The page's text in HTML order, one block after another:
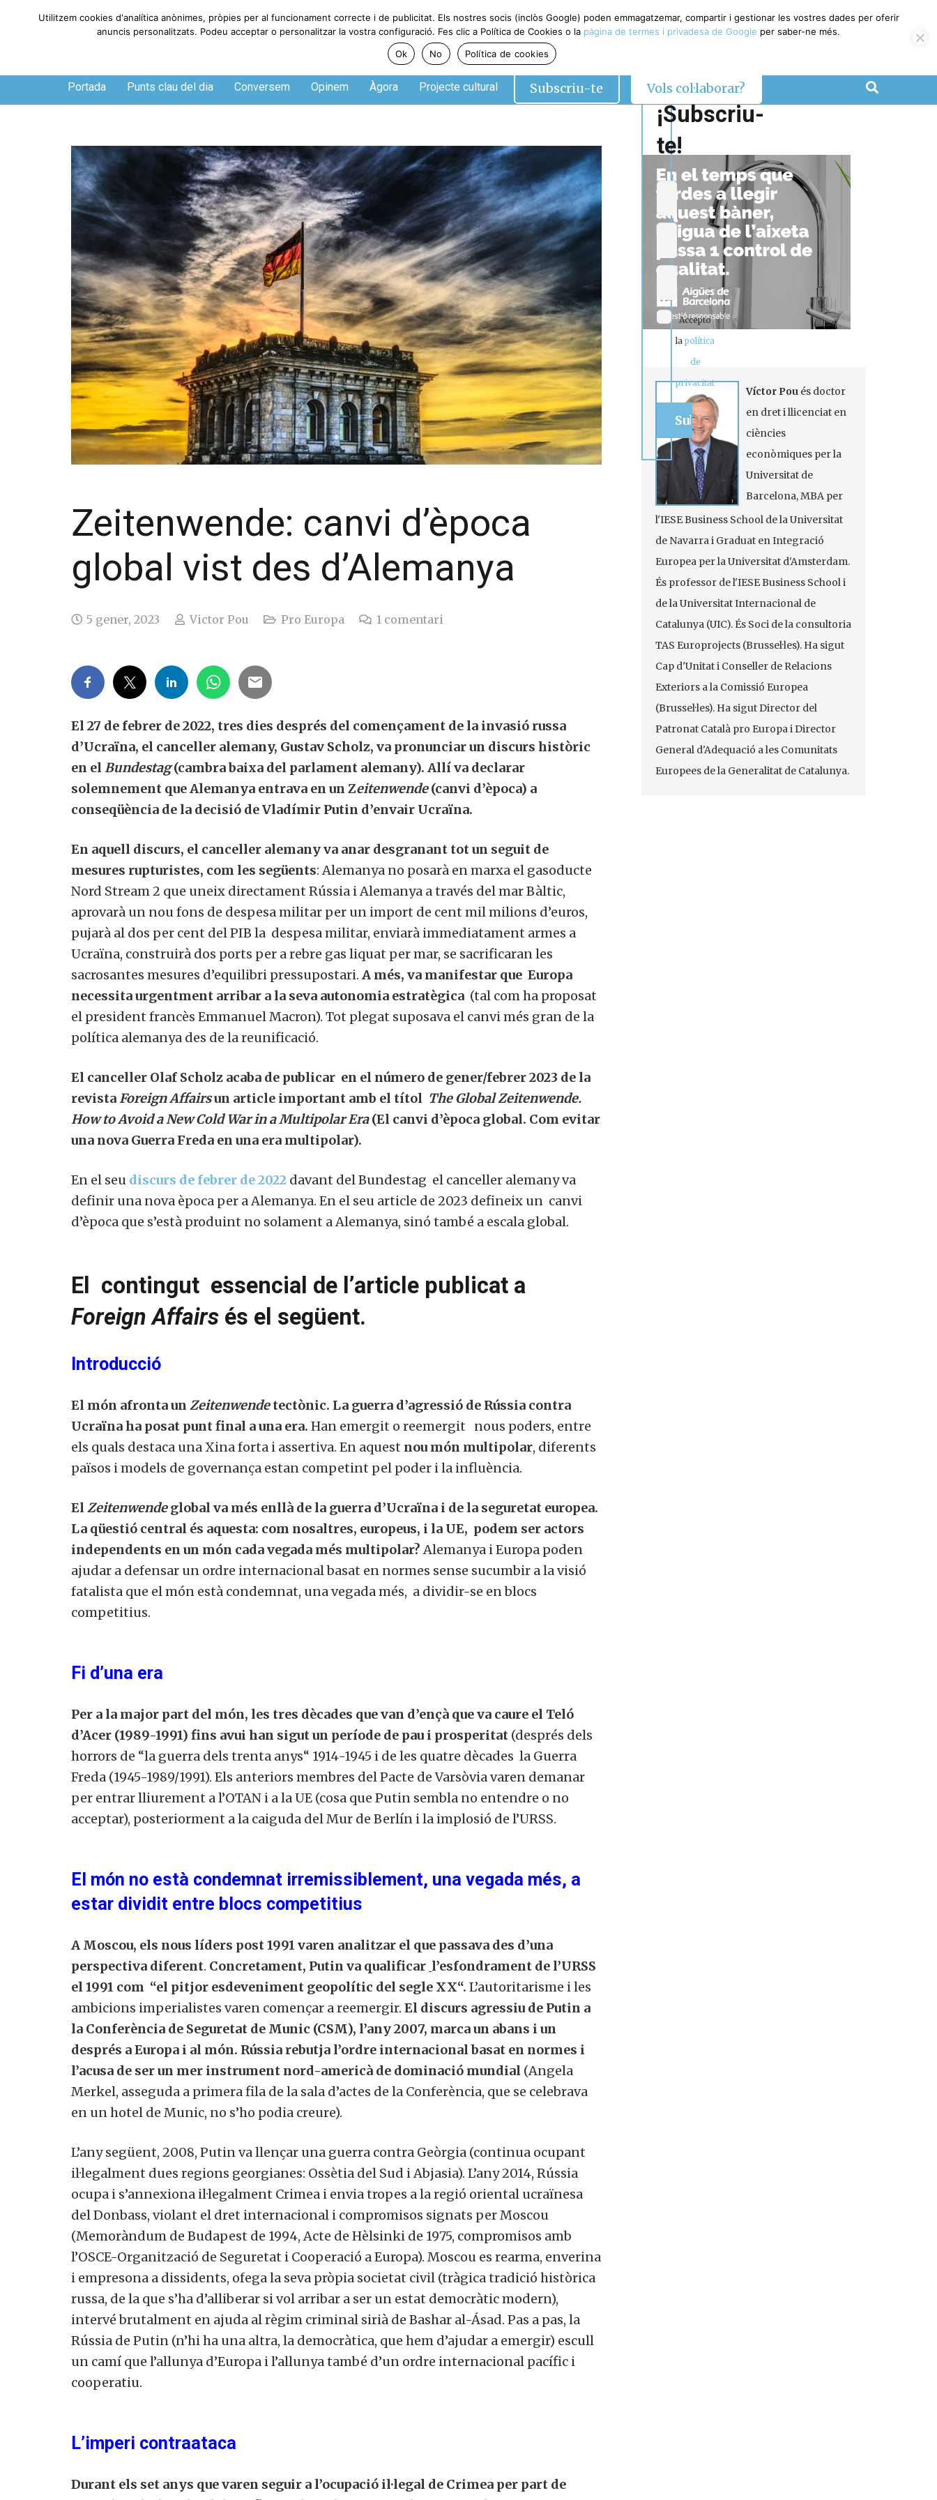
Divendres, 7 de agosto de 2026
Portada Punts clau del dia Conversem Opinem Àgora Projecte cultural Subscriu-te Vols col·laborar?
Zeitenwende: canvi d’època
global vist des d’Alemanya
5 gener, 2023 Victor Pou Pro Europa 1 comentari
El 27 de febrer de 2022, tres dies després del començament de la invasió russa
d’Ucraïna, el canceller alemany, Gustav Scholz, va pronunciar un discurs històric
en el Bundestag(cambra baixa del parlament alemany). Allí va declarar
solemnement que Alemanya entrava en un Zeitenwende(canvi d’època) a
conseqüència de la decisió de Vladímir Putin d’envair Ucraïna.
En aquell discurs, el canceller alemany va anar desgranant tot un seguit de
mesures rupturistes, com les següents: Alemanya no posarà en marxa el gasoducte
Nord Stream 2 que uneix directament Rússia i Alemanya a través del mar Bàltic,
aprovarà un nou fons de despesa militar per un import de cent mil milions d’euros,
pujarà al dos per cent del PIB la despesa militar, enviarà immediatament armes a
Ucraïna, construirà dos ports per a rebre gas liquat per mar, se sacrificaran les
sacrosantes mesures d’equilibri pressupostari. A més, va manifestar que Europa
necessita urgentment arribar a la seva autonomia estratègica (tal com ha proposat
el president francès Emmanuel Macron). Tot plegat suposava el canvi més gran de la
política alemanya des de la reunificació.
El canceller Olaf Scholz acaba de publicar en el número de gener/febrer 2023 de la
revista Foreign Affairsun article important amb el títol The Global Zeitenwende.
How to Avoid a New Cold War in a Multipolar Era(El canvi d’època global. Com evitar
una nova Guerra Freda en una era multipolar).
En el seu discurs de febrer de 2022 davant del Bundestag el canceller alemany va
definir una nova època per a Alemanya. En el seu article de 2023 defineix un canvi
d’època que s’està produint no solament a Alemanya, sinó també a escala global.
El contingut essencial de l’article publicat a
Foreign Affairs és el següent.
Introducció
El món afronta un Zeitenwendetectònic. La guerra d’agressió de Rússia contra
Ucraïna ha posat punt final a una era. Han emergit o reemergit nous poders, entre
els quals destaca una Xina forta i assertiva. En aquest nou món multipolar, diferents
països i models de governança estan competint pel poder i la influència.
El Zeitenwendeglobal va més enllà de la guerra d’Ucraïna i de la seguretat europea.
La qüestió central és aquesta: com nosaltres, europeus, i la UE, podem ser actors
independents en un món cada vegada més multipolar? Alemanya i Europa poden
ajudar a defensar un ordre internacional basat en normes sense sucumbir a la visió
fatalista que el món està condemnat, una vegada més, a dividir-se en blocs
competitius.
Fi d’una era
Per a la major part del món, les tres dècades que van d’ençà que va caure el Teló
d’Acer (1989-1991) fins avui han sigut un període de pau i prosperitat (després dels
horrors de “la guerra dels trenta anys“ 1914-1945 i de les quatre dècades la Guerra
Freda (1945-1989/1991). Els anteriors membres del Pacte de Varsòvia varen demanar
per entrar lliurement a l’OTAN i a la UE (cosa que Putin sembla no entendre o no
acceptar), posteriorment a la caiguda del Mur de Berlín i la implosió de l’URSS.
El món no està condemnat irremissiblement, una vegada més, a
estar dividit entre blocs competitius
A Moscou, els nous líders post 1991 varen analitzar el que passava des d’una
perspectiva diferent. Concretament, Putin va qualificar l’esfondrament de l’URSS
el 1991 com “el pitjor esdeveniment geopolític del segle XX“. L’autoritarisme i les
ambicions imperialistes varen començar a reemergir. El discurs agressiu de Putin a
la Conferència de Seguretat de Munic (CSM), l’any 2007, marca un abans i un
després a Europa i al món. Rússia rebutja l’ordre internacional basat en normes i
l’acusa de ser un mer instrument nord-americà de dominació mundial (Angela
Merkel, asseguda a primera fila de la sala d’actes de la Conferència, que se celebrava
en un hotel de Munic, no s’ho podia creure).
L’any següent, 2008, Putin va llençar una guerra contra Geòrgia (continua ocupant
il·legalment dues regions georgianes: Ossètia del Sud iAbjasia). L’any 2014, Rússia
ocupa i s’annexiona il·legalment Crimea i envia tropes a la regió oriental ucraïnesa
del Donbass, violant el dret internacional i compromisos signats per Moscou
(Memoràndum de Budapest de 1994, Acte de Hèlsinki de 1975, compromisos amb
l’OSCE-Organització de Seguretat i Cooperació a Europa). Moscou es rearma, enverina
i empresona a dissidents, ofega la seva pròpia societat civil (tràgica tradició històrica
russa, de la que s’ha d’alliberar si vol arribar a ser un estat democràtic modern),
intervé brutalment en ajuda al règim criminal sirià de Bashar al-Ásad. Pas a pas, la
Rússia de Putin (n’hi ha una altra, la democràtica, que hem d’ajudar a emergir) escull
un camí que l’allunya d’Europa i l’allunya també d’un ordre internacional pacífic i
cooperatiu.
L’imperi contraataca
Durant els set anys que varen seguir a l’ocupació il·legal de Crimea per part de
Víctor Pou és doctor
en dret i llicenciat en
ciències
econòmiques per la
Universitat de
Barcelona,MBA per
l'IESEBusiness School de la Universitat
de Navarra i Graduat en Integració
Europea per la Universitat d'Amsterdam.
És professor de l'IESEBusiness Schooli
de la Universitat Internacional de
Catalunya (UIC). És Soci de la consultoria
TAS Europrojects (Brussel·les). Ha sigut
Cap d'Unitat i Conseller de Relacions
Exteriors a la Comissió Europea
(Brussel·les). Ha sigut Director del
Patronat Català pro Europa i Director
General d'Adequació a les Comunitats
Europees de la Generalitat de Catalunya.
¡Subscriu-
te!
Accepto
lapolítica
de
privacitat
Utilitzem cookies d'analítica anònimes, pròpies per al funcionament correcte i de publicitat. Els nostres socis (inclòs Google) poden emmagatzemar, compartir i gestionar les vostres dades per oferir
anuncis personalitzats. Podeu acceptar o personalitzar la vostra configuració. Fes clic a Política de Cookies o la pàgina de termes i privadesa de Google per saber-ne més.
Ok
No Política de cookies